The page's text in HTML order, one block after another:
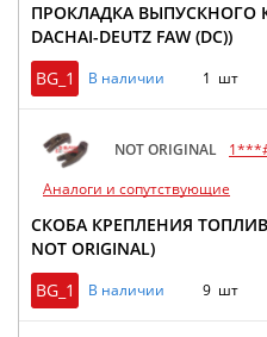
ПРОКЛАДКА ВЫПУСКНОГО
DACHAI-DEUTZ FAW (DC))
BG_1
В наличии 1 шт
NOT ORIGINAL
Аналоги и сопутствующие
СКОБА КРЕПЛЕНИЯ
NOT ORIGINAL)
BG_1
В наличии 9 шт